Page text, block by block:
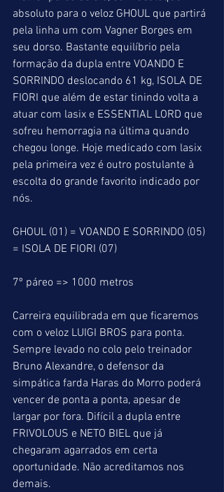
absoluto para o veloz GHOUL que partirá
pela linha um com Vagner Borges em
seu dorso. Bastante equilíbrio pela
formação da dupla entre VOANDO E
SORRINDO deslocando 61 kg, ISOLA DE
FIORI que além de estar tinindo volta a
atuar com lasix e ESSENTIAL LORD que
sofreu hemorragia na última quando
chegou longe. Hoje medicado com lasix
pela primeira vez é outro postulante à
escolta do grande favorito indicado por
nós.
GHOUL (01) = VOANDO E SORRINDO (05)
= ISOLA DE FIORI (07)
7º páreo => 1000 metros
Carreira equilibrada em que ficaremos
com o veloz LUIGI BROS para ponta.
Sempre levado no colo pelo treinador
Bruno Alexandre, o defensor da
simpática farda Haras do Morro poderá
vencer de ponta a ponta, apesar de
largar por fora. Difícil a dupla entre
FRIVOLOUS e NETO BIEL que já
chegaram agarrados em certa
oportunidade. Não acreditamos nos
demais.